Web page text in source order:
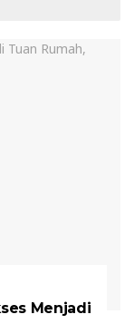
Menjadi